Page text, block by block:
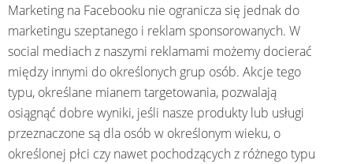
Marketing na Facebooku nie ogranicza się jednak do
marketingu szeptanego i reklam sponsorowanych. W
social mediach z naszymi reklamami możemy docierać
między innymi do określonych grup osób. Akcje tego
typu, określane mianem targetowania, pozwalają
osiągnąć dobre wyniki, jeśli nasze produkty lub usługi
przeznaczone są dla osób w określonym wieku, o
określonej płci czy nawet pochodzących z różnego typu